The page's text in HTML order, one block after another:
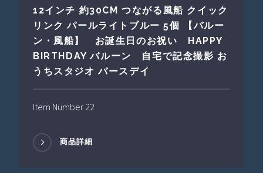
12インチ 約30CM つながる風船 クイック
リンク パールライトブルー 5個 【バルー
ン・風船】 お誕生日のお祝い HAPPY
BIRTHDAY バルーン 自宅で記念撮影 お
うちスタジオ バースデイ
Item Number 22
商品詳細